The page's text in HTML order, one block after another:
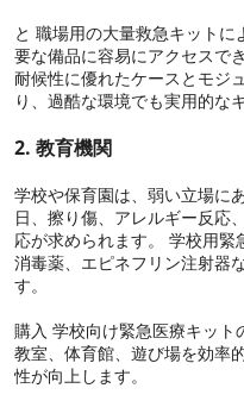
と 職場用の大量救急キット
要な備品に容易にアクセスで
耐候性に優れたケースとモジ
り、過酷な環境でも実用的な
2. 教育機関
学校や保育園は、弱い立場に
日、擦り傷、アレルギー反応
応が求められます。 学校用緊
消毒薬、エピネフリン注射器
す。
購入 学校向け緊急医療キット
教室、体育館、遊び場を効率
性が向上します。